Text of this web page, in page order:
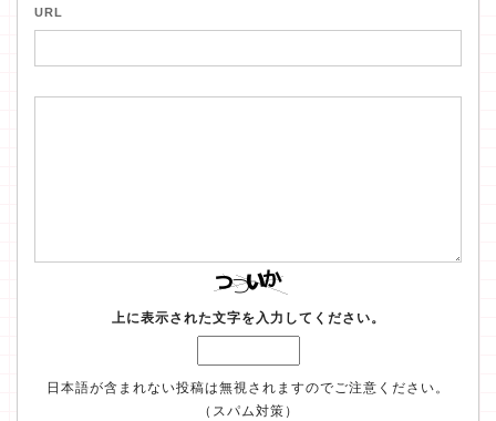
URL
上に表示された文字を入力してください。
日本語が含まれない投稿は無視されますのでご注意ください。
（スパム対策）